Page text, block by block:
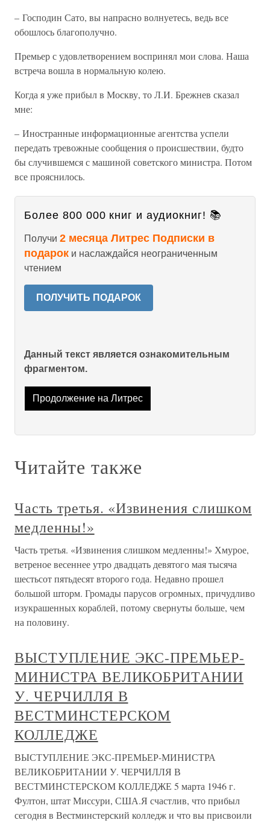
– Господин Сато, вы напрасно волнуетесь, ведь все
обошлось благополучно.
Премьер с удовлетворением воспринял мои слова. Наша
встреча вошла в нормальную колею.
Когда я уже прибыл в Москву, то Л.И. Брежнев сказал
мне:
– Иностранные информационные агентства успели
передать тревожные сообщения о происшествии, будто
бы случившемся с машиной советского министра. Потом
все прояснилось.
Более 800 000 книг и аудиокниг! 📚
Получи 2 месяца Литрес Подписки в
подарок и наслаждайся неограниченным
чтением
ПОЛУЧИТЬ ПОДАРОК
Данный текст является ознакомительным
фрагментом.
Продолжение на Литрес
Читайте также
Часть третья. «Извинения слишком
медленны!»
Часть третья. «Извинения слишком медленны!» Хмурое,
ветреное весеннее утро двадцать девятого мая тысяча
шестьсот пятьдесят второго года. Недавно прошел
большой шторм. Громады парусов огромных, причудливо
изукрашенных кораблей, потому свернуты больше, чем
на половину.
ВЫСТУПЛЕНИЕ ЭКС-ПРЕМЬЕР-
МИНИСТРА ВЕЛИКОБРИТАНИИ
У. ЧЕРЧИЛЛЯ В
ВЕСТМИНСТЕРСКОМ
КОЛЛЕДЖЕ
ВЫСТУПЛЕНИЕ ЭКС-ПРЕМЬЕР-МИНИСТРА
ВЕЛИКОБРИТАНИИ У. ЧЕРЧИЛЛЯ В
ВЕСТМИНСТЕРСКОМ КОЛЛЕДЖЕ 5 марта 1946 г.
Фултон, штат Миссури, США.Я счастлив, что прибыл
сегодня в Вестминстерский колледж и что вы присвоили